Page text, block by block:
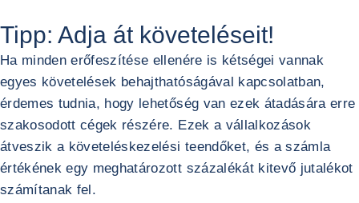
Tipp: Adja át követeléseit!
Ha minden erőfeszítése ellenére is kétségei vannak
egyes követelések behajthatóságával kapcsolatban,
érdemes tudnia, hogy lehetőség van ezek átadására erre
szakosodott cégek részére. Ezek a vállalkozások
átveszik a követeléskezelési teendőket, és a számla
értékének egy meghatározott százalékát kitevő jutalékot
számítanak fel.